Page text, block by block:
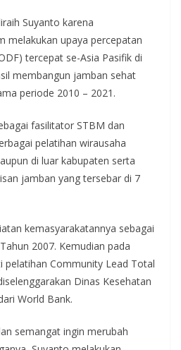
Suyanto karena
melakukan upaya percepatan
tercepat se-Asia Pasifik di
membangun jamban sehat
periode 2010 – 2021.
fasilitator STBM dan
pelatihan wirausaha
di luar kabupaten serta
jamban yang tersebar di 7
kemasyarakatannya sebagai
2007. Kemudian pada
pelatihan Community Lead Total
Dinas Kesehatan
World Bank.
semangat ingin merubah